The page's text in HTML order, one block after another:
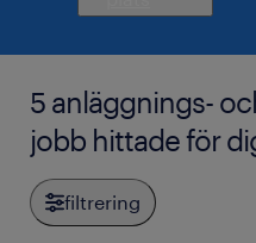
5 anläggnings-
jobb hittade för
filtrering